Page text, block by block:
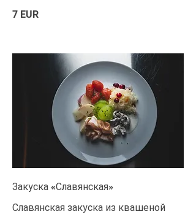
7 EUR
Закуска «Славянская»
Славянская закуска из квашеной